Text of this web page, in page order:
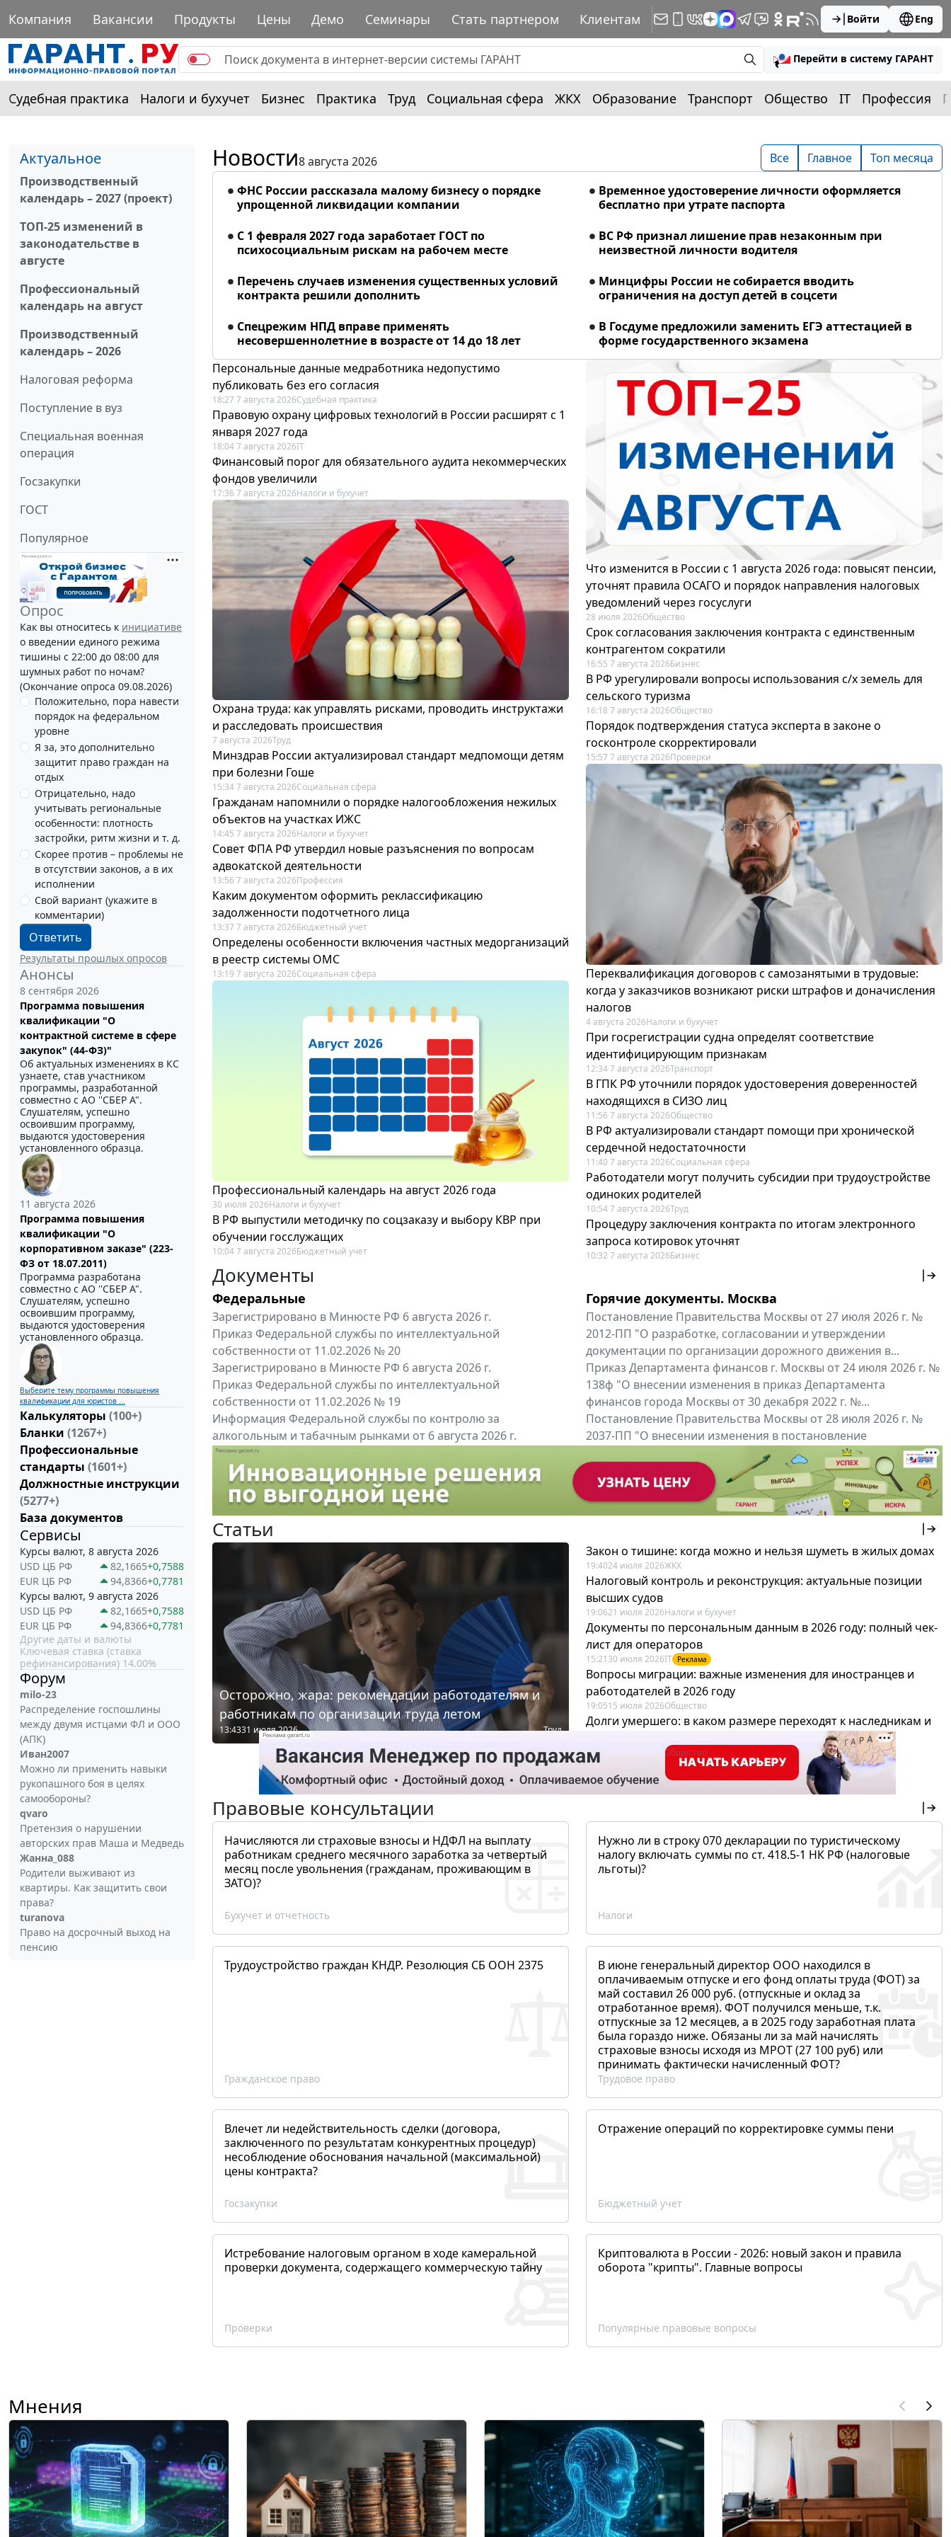
Компания Вакансии Продукты Цены Демо Семинары Стать партнером Клиентам Войти Eng
Перейти в систему ГАРАНТ
Судебная практика Налоги и бухучет Бизнес Практика Труд Социальная сфера ЖКХ Образование Транспорт Общество IT Профессия
Актуальное
Производственный
календарь – 2027 (проект)
ТОП-25 изменений в
законодательстве в
августе
Профессиональный
календарь на август
Производственный
календарь – 2026
Налоговая реформа
Поступление в вуз
Специальная военная
операция
Госзакупки
ГОСТ
Популярное
Опрос
Как вы относитесь к инициативе
о введении единого режима
тишины с 22:00 до 08:00 для
шумных работ по ночам?
(Окончание опроса 09.08.2026)
Положительно, пора навести
порядок на федеральном
уровне
Я за, это дополнительно
защитит право граждан на
отдых
Отрицательно, надо
учитывать региональные
особенности: плотность
застройки, ритм жизни и т. д.
Скорее против – проблемы не
в отсутствии законов, а в их
исполнении
Свой вариант (укажите в
комментарии)
Ответить
Результаты прошлых опросов
Анонсы
8 сентября 2026
Программа повышения
квалификации "О
контрактной системе в сфере
закупок" (44-ФЗ)"
Об актуальных изменениях в КС
узнаете, став участником
программы, разработанной
совместно с АО ''СБЕР А".
Слушателям, успешно
освоившим программу,
выдаются удостоверения
установленного образца.
11 августа 2026
Программа повышения
квалификации "О
корпоративном заказе" (223-
ФЗ от 18.07.2011)
Программа разработана
совместно с АО ''СБЕР А".
Слушателям, успешно
освоившим программу,
выдаются удостоверения
установленного образца.
Выберите тему программы повышения
квалификации для юристов ...
Калькуляторы (100+)
Бланки (1267+)
Профессиональные
стандарты (1601+)
Должностные инструкции
(5277+)
База документов
Сервисы
Курсы валют, 8 августа 2026
USD ЦБ РФ
82,1665+0,7588
EUR ЦБ РФ
94,8366+0,7781
Курсы валют, 9 августа 2026
USD ЦБ РФ
82,1665+0,7588
EUR ЦБ РФ
94,8366+0,7781
Другие даты и валюты
Ключевая ставка (ставка
рефинансирования) 14.00%
Форум
milo-23
Распределение госпошлины
между двумя истцами ФЛ и ООО
(АПК)
Иван2007
Можно ли применить навыки
рукопашного боя в целях
самообороны?
qvaro
Претензия о нарушении
авторских прав Маша и Медведь
Жанна_088
Родители выживают из
квартиры. Как защитить свои
права?
turanova
Право на досрочный выход на
пенсию
Новости8 августа 2026 Все Главное Топ месяца
ФНС России рассказала малому бизнесу о порядке
упрощенной ликвидации компании
Временное удостоверение личности оформляется
бесплатно при утрате паспорта
С 1 февраля 2027 года заработает ГОСТ по
психосоциальным рискам на рабочем месте
ВС РФ признал лишение прав незаконным при
неизвестной личности водителя
Перечень случаев изменения существенных условий
контракта решили дополнить
Минцифры России не собирается вводить
ограничения на доступ детей в соцсети
Спецрежим НПД вправе применять
несовершеннолетние в возрасте от 14 до 18 лет
В Госдуме предложили заменить ЕГЭ аттестацией в
форме государственного экзамена
Персональные данные медработника недопустимо
публиковать без его согласия
18:27 7 августа 2026Судебная практика
Правовую охрану цифровых технологий в России расширят с 1
января 2027 года
18:04 7 августа 2026IT
Финансовый порог для обязательного аудита некоммерческих
фондов увеличили
17:36 7 августа 2026Налоги и бухучет
Охрана труда: как управлять рисками, проводить инструктажи
и расследовать происшествия
7 августа 2026Труд
Минздрав России актуализировал стандарт медпомощи детям
при болезни Гоше
15:34 7 августа 2026Социальная сфера
Гражданам напомнили о порядке налогообложения нежилых
объектов на участках ИЖС
14:45 7 августа 2026Налоги и бухучет
Совет ФПА РФ утвердил новые разъяснения по вопросам
адвокатской деятельности
13:56 7 августа 2026Профессия
Каким документом оформить реклассификацию
задолженности подотчетного лица
13:37 7 августа 2026Бюджетный учет
Определены особенности включения частных медорганизаций
в реестр системы ОМС
13:19 7 августа 2026Социальная сфера
Профессиональный календарь на август 2026 года
30 июля 2026Налоги и бухучет
В РФ выпустили методичку по соцзаказу и выбору КВР при
обучении госслужащих
10:04 7 августа 2026Бюджетный учет
Что изменится в России с 1 августа 2026 года: повысят пенсии,
уточнят правила ОСАГО и порядок направления налоговых
уведомлений через госуслуги
28 июля 2026Общество
Срок согласования заключения контракта с единственным
контрагентом сократили
16:55 7 августа 2026Бизнес
В РФ урегулировали вопросы использования с/х земель для
сельского туризма
16:18 7 августа 2026Общество
Порядок подтверждения статуса эксперта в законе о
госконтроле скорректировали
15:57 7 августа 2026Проверки
Переквалификация договоров с самозанятыми в трудовые:
когда у заказчиков возникают риски штрафов и доначисления
налогов
4 августа 2026Налоги и бухучет
При госрегистрации судна определят соответствие
идентифицирующим признакам
12:34 7 августа 2026Транспорт
В ГПК РФ уточнили порядок удостоверения доверенностей
находящихся в СИЗО лиц
11:56 7 августа 2026Общество
В РФ актуализировали стандарт помощи при хронической
сердечной недостаточности
11:40 7 августа 2026Социальная сфера
Работодатели могут получить субсидии при трудоустройстве
одиноких родителей
10:54 7 августа 2026Труд
Процедуру заключения контракта по итогам электронного
запроса котировок уточнят
10:32 7 августа 2026Бизнес
Документы
Федеральные
Зарегистрировано в Минюсте РФ 6 августа 2026 г.
Приказ Федеральной службы по интеллектуальной
собственности от 11.02.2026 № 20
Зарегистрировано в Минюсте РФ 6 августа 2026 г.
Приказ Федеральной службы по интеллектуальной
собственности от 11.02.2026 № 19
Информация Федеральной службы по контролю за
алкогольным и табачным рынками от 6 августа 2026 г.
"Вниманию производителей и импортёров алкогольной...
Все федеральные документы
Горячие документы. Москва
Постановление Правительства Москвы от 27 июля 2026 г. №
2012-ПП "О разработке, согласовании и утверждении
документации по организации дорожного движения в...
Приказ Департамента финансов г. Москвы от 24 июля 2026 г. №
138ф "О внесении изменения в приказ Департамента
финансов города Москвы от 30 декабря 2022 г. №...
Постановление Правительства Москвы от 28 июля 2026 г. №
2037-ПП "О внесении изменения в постановление
Правительства Москвы от 26 июля 2011 г. № 334-ПП"
Все региональные документы Мой регион ...
Статьи
Осторожно, жара: рекомендации работодателям и
работникам по организации труда летом
13:4331 июля 2026 Труд
Закон о тишине: когда можно и нельзя шуметь в жилых домах
19:4024 июля 2026ЖКХ
Налоговый контроль и реконструкция: актуальные позиции
высших судов
19:0621 июля 2026Налоги и бухучет
Документы по персональным данным в 2026 году: полный чек-
лист для операторов
15:21 30 июля 2026IT Реклама
Вопросы миграции: важные изменения для иностранцев и
работодателей в 2026 году
19:0515 июля 2026Общество
Долги умершего: в каком размере переходят к наследникам и
19:43 Общество
Правовые консультации
Начисляются ли страховые взносы и НДФЛ на выплату
работникам среднего месячного заработка за четвертый
месяц после увольнения (гражданам, проживающим в
ЗАТО)?
Бухучет и отчетность
Нужно ли в строку 070 декларации по туристическому
налогу включать суммы по ст. 418.5-1 НК РФ (налоговые
льготы)?
Налоги
Трудоустройство граждан КНДР. Резолюция СБ ООН 2375
Гражданское право
В июне генеральный директор ООО находился в
оплачиваемым отпуске и его фонд оплаты труда (ФОТ) за
май составил 26 000 руб. (отпускные и оклад за
отработанное время). ФОТ получился меньше, т.к.
отпускные за 12 месяцев, а в 2025 году заработная плата
была гораздо ниже. Обязаны ли за май начислять
страховые взносы исходя из МРОТ (27 100 руб) или
принимать фактически начисленный ФОТ?
Трудовое право
Влечет ли недействительность сделки (договора,
заключенного по результатам конкурентных процедур)
несоблюдение обоснования начальной (максимальной)
цены контракта?
Госзакупки
Отражение операций по корректировке суммы пени
Бюджетный учет
Истребование налоговым органом в ходе камеральной
проверки документа, содержащего коммерческую тайну
Проверки
Криптовалюта в России - 2026: новый закон и правила
оборота "крипты". Главные вопросы
Популярные правовые вопросы
Мнения